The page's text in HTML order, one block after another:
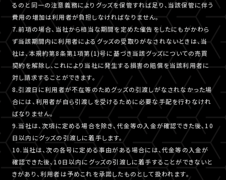
るのと同一の注意義務によりグッズを保管すれば足り、当該保管に伴う
費用の増加は利用者が負担しなければなりません。
7.前項の場合、当社から相当な期間を定めた催告をしたにもかかわら
ず当該期間内に利用者によるグッズの受取りがなされないときは、当
社は、本規約第8条第1項第(1)号に基づき当該グッズについての売買
契約を解除し、これにより当社に発生する損害の賠償を当該利用者に
対し請求することができます。
8.引渡日に利用者が不在等のためグッズの引渡しがなされなかった場
合には、利用者が自ら引渡しを受けるために必要な手配を行わなけれ
ばなりません。
9.当社は、次項に定める場合を除き、代金等の入金が確認できた後、10
日以内にグッズの引渡しに着手します。
10.当社は、次の各号に定める事由がある場合には、代金等の入金が
確認できた後、10日以内にグッズの引渡しに着手することができないと
きがあり、利用者は予めこれを承諾したものとして扱われます。